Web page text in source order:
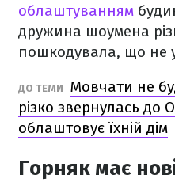
облаштуванням
дружина шоумена
пошкодувала, що не
ДО ТЕМИ
Мовчати не
різко звернулась до
облаштовує їхній дім
Горняк має